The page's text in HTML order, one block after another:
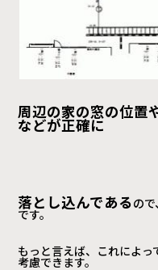
周辺の家の窓の位置
などが正確に
落とし込んであるの
です。
もっと言えば、これによ
考慮できます。